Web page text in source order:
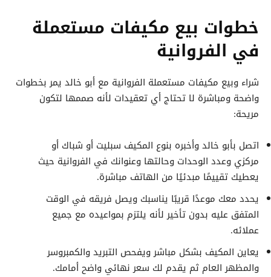
خطوات بيع مكيفات مستعملة
في الفروانية
شراء وبيع مكيفات مستعملة الفروانية مع أبو خالد يمر بخطوات
واضحة ومباشرة لا تحتاج أي تعقيدات لأنه صممها لتكون
مريحة:
اتصل بأبو خالد وأخبره بنوع المكيف سبليت أو شباك أو
مركزي وعدد الوحدات وحالتها وعنوانك في الفروانية حيث
يعطيك تقييمًا مبدئيًا من الهاتف مباشرة.
يحدد معك موعدًا قريبًا يناسبك ويصل فريقه في الوقت
المتفق عليه بدون تأخير لأنه يلتزم بمواعيده مع جميع
عملائه.
يعاين المكيف بشكل مباشر ويفحص التبريد والكمبروسر
والمظهر العام ثم يقدم لك سعر نهائي واضح أمامك.